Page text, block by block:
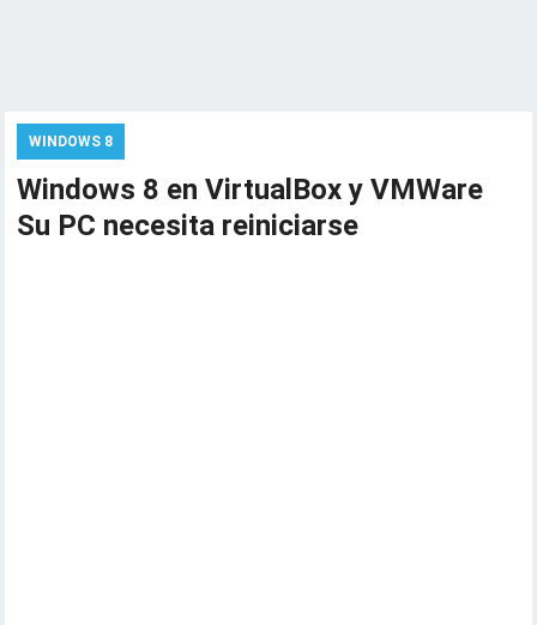
WINDOWS 8
Windows 8 en VirtualBox y VMWare
Su PC necesita reiniciarse